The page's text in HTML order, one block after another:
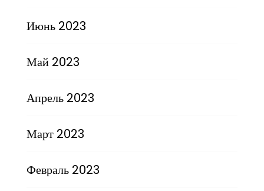
Июнь 2023
Май 2023
Апрель 2023
Март 2023
Февраль 2023